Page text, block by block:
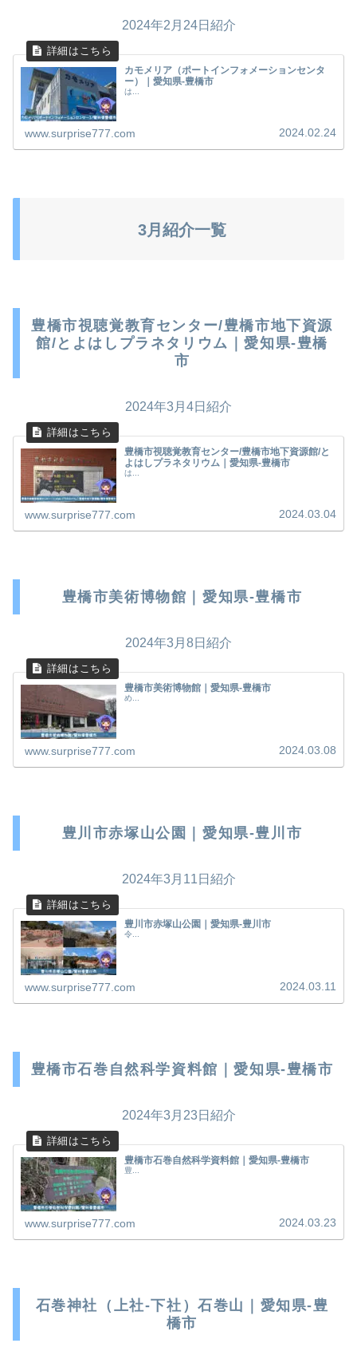
2024年2月24日紹介
カモメリア（ポートインフォメーションセンタ
ー）｜愛知県-豊橋市
は...
www.surprise777.com 2024.02.24
3月紹介一覧
豊橋市視聴覚教育センター/豊橋市地下資源
館/とよはしプラネタリウム｜愛知県-豊橋
市
2024年3月4日紹介
豊橋市視聴覚教育センター/豊橋市地下資源館/と
よはしプラネタリウム｜愛知県-豊橋市
は...
www.surprise777.com 2024.03.04
豊橋市美術博物館｜愛知県-豊橋市
2024年3月8日紹介
豊橋市美術博物館｜愛知県-豊橋市
め...
www.surprise777.com 2024.03.08
豊川市赤塚山公園｜愛知県-豊川市
2024年3月11日紹介
豊川市赤塚山公園｜愛知県-豊川市
令...
www.surprise777.com 2024.03.11
豊橋市石巻自然科学資料館｜愛知県-豊橋市
2024年3月23日紹介
豊橋市石巻自然科学資料館｜愛知県-豊橋市
豊...
www.surprise777.com 2024.03.23
石巻神社（上社-下社）石巻山｜愛知県-豊
橋市